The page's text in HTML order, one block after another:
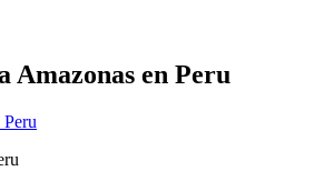
Amazonas en Peru